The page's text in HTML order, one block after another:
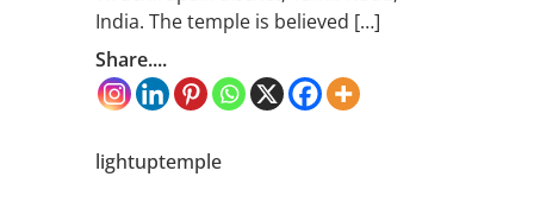
India. The temple is believed […]
Share....
lightuptemple